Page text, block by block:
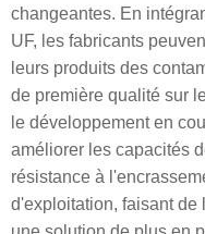
changeantes. En
UF, les fabricants
leurs produits des
de première qualité sur
le développement en
améliorer les capacités
résistance à
d'exploitation, faisant de